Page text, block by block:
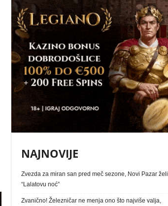
NAJNOVIJE
Zvezda za miran san pred meč sezone, Novi Pazar želi
“Lalatovu noć”
Zvanično! Železničar ne menja ono što najviše valja,